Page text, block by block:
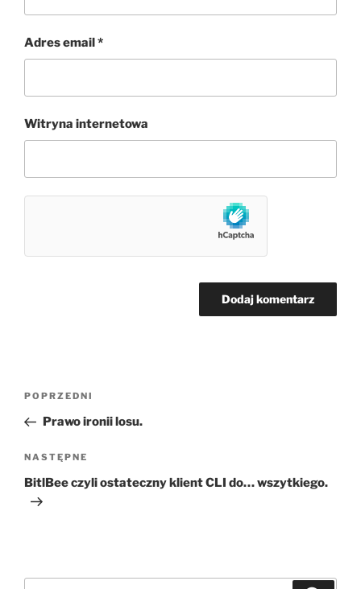
Adres email*
Witryna internetowa
Nawigacja
Poprzedni
wpis
POPRZEDNI
Prawo ironii losu.
Następny
wpis
NASTĘPNE
BitlBee czyli ostateczny klient CLI do… wszytkiego.